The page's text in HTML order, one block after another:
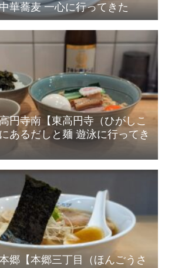
華蕎麦 一心に行ってきた
円寺南【東高円寺（ひがしこ
あるだしと麺 遊泳に行ってき
郷【本郷三丁目（ほんごうさ